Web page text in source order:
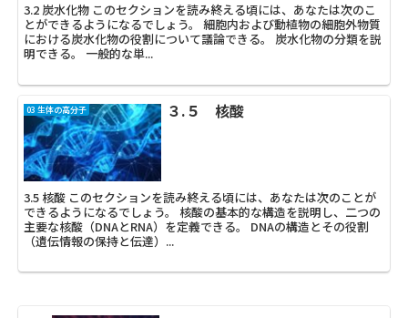
3.2 炭水化物 このセクションを読み終える頃には、あなたは次のこ
とができるようになるでしょう。 細胞内および動植物の細胞外物質
における炭水化物の役割について議論できる。 炭水化物の分類を説
明できる。 一般的な単...
03 生体の高分子 ３.５ 核酸
3.5 核酸 このセクションを読み終える頃には、あなたは次のことが
できるようになるでしょう。 核酸の基本的な構造を説明し、二つの
主要な核酸（DNAとRNA）を定義できる。 DNAの構造とその役割
（遺伝情報の保持と伝達）...